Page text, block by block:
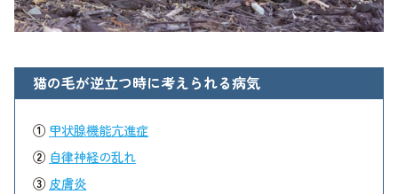
猫の毛が逆立つ時に考えられる病気
① 甲状腺機能亢進症
② 自律神経の乱れ
③ 皮膚炎